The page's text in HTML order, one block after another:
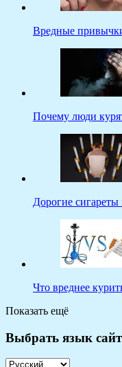
Вредные
Почему люди
Дорогие
Что вреднее
Показать ещё
Выбрать язык